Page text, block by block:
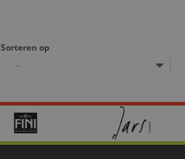
Sorteren op
--